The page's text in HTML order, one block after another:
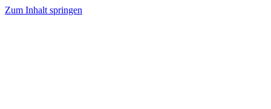
Zum Inhalt springen